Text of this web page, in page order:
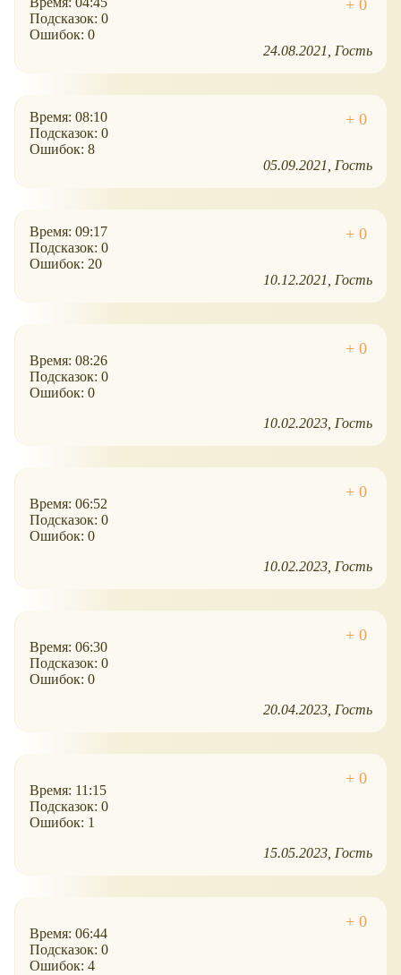
Подсказок: 0
Ошибок: 0
24.08.2021
Гость
Время: 08:10
Подсказок: 0
Ошибок: 8
05.09.2021
Гость
Время: 09:17
Подсказок: 0
Ошибок: 20
10.12.2021
Гость
Время: 08:26
Подсказок: 0
Ошибок: 0
10.02.2023 Гость
Время: 06:52
Подсказок: 0
Ошибок: 0
10.02.2023 Гость
Время: 06:30
Подсказок: 0
Ошибок: 0
20.04.2023 Гость
Время: 11:15
Подсказок: 0
Ошибок: 1
15.05.2023 Гость
Время: 06:44
Подсказок: 0
Ошибок: 4